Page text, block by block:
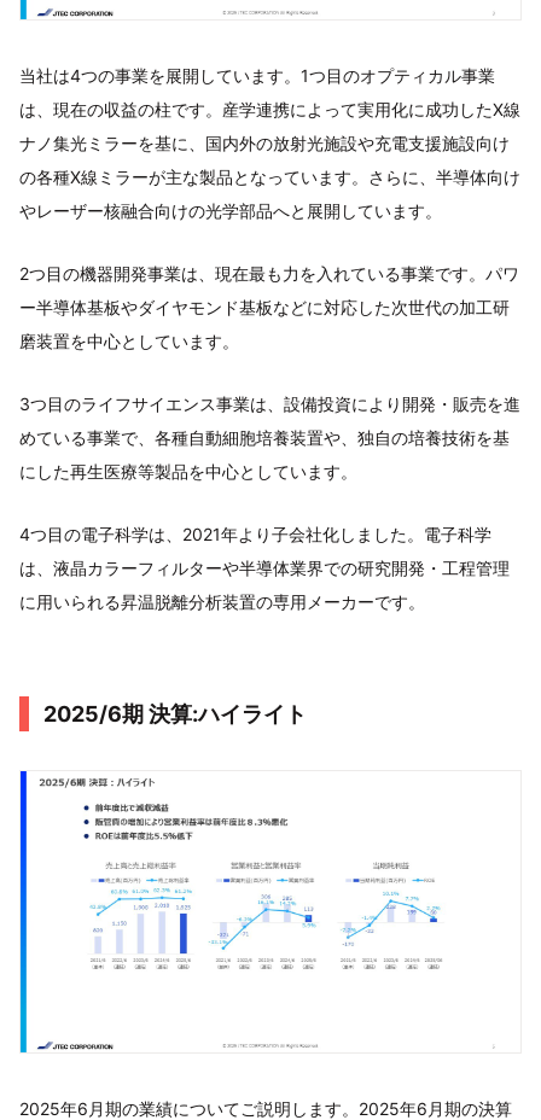
当社は4つの事業を展開しています。1つ目のオプティカル事業
は、現在の収益の柱です。産学連携によって実用化に成功したX線
ナノ集光ミラーを基に、国内外の放射光施設や充電支援施設向け
の各種X線ミラーが主な製品となっています。さらに、半導体向け
やレーザー核融合向けの光学部品へと展開しています。
2つ目の機器開発事業は、現在最も力を入れている事業です。パワ
ー半導体基板やダイヤモンド基板などに対応した次世代の加工研
磨装置を中心としています。
3つ目のライフサイエンス事業は、設備投資により開発・販売を進
めている事業で、各種自動細胞培養装置や、独自の培養技術を基
にした再生医療等製品を中心としています。
4つ目の電子科学は、2021年より子会社化しました。電子科学
は、液晶カラーフィルターや半導体業界での研究開発・工程管理
に用いられる昇温脱離分析装置の専用メーカーです。
2025/6期 決算:ハイライト
2025年6月期の業績についてご説明します。2025年6月期の決算